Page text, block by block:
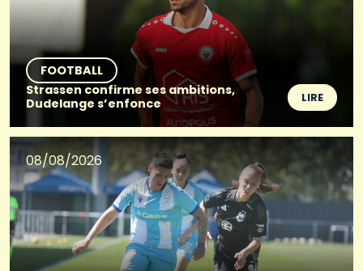
FOOTBALL
Strassen confirme ses ambitions,
Dudelange s’enfonce
LIRE
08/08/2026